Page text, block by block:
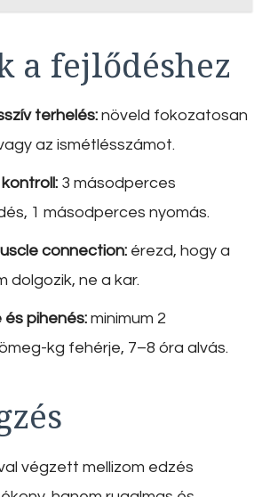
a fejlődéshez
terhelés: növeld fokozatosan
az ismétlésszámot.
3 másodperces
1 másodperces nyomás.
connection: érezd, hogy a
dolgozik, ne a kar.
és pihenés: minimum 2
kg fehérje, 7–8 óra alvás.
végzett mellizom edzés